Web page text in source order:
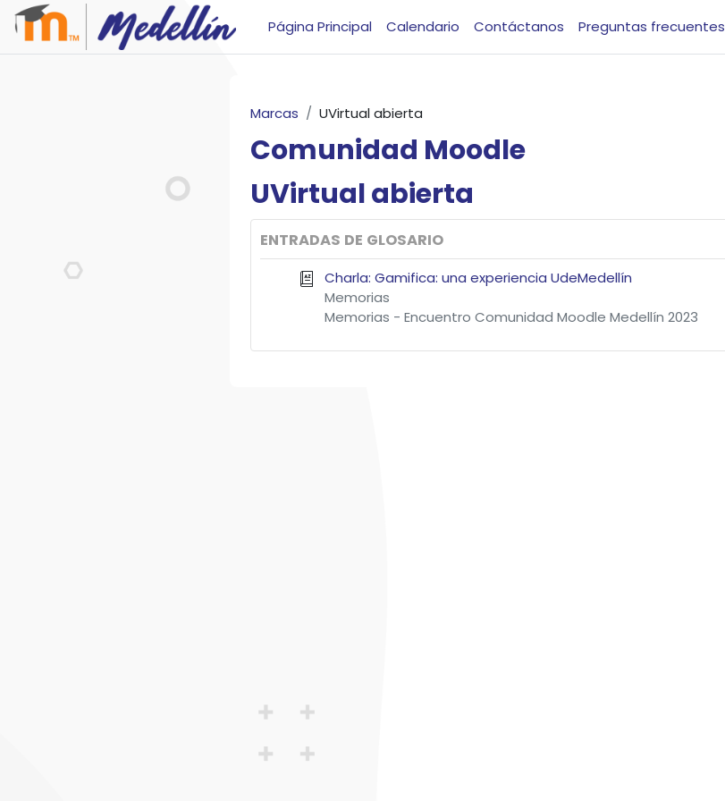
Salta al contenido principal
Página Principal
Calendario Contáctanos Preguntas frecuentes
Marcas UVirtual abierta
Comunidad Moodle
UVirtualabierta
ENTRADAS DE GLOSARIO
Charla: Gamifica: una experiencia UdeMedellín
Memorias
Memorias - Encuentro Comunidad Moodle Medellín 2023